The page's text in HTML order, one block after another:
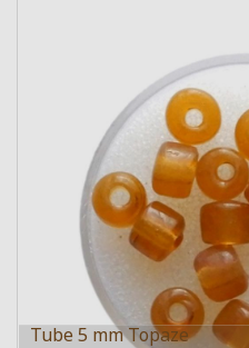
Tube 5 mm Topaze